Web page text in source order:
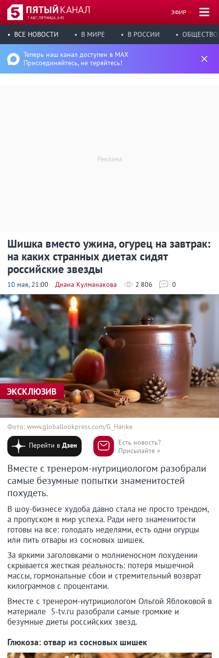
7 АВГ, ПЯТНИЦА, 6:45
ЭФИР
ВСЕ НОВОСТИ В МИРЕ В РОССИИ ОБЩЕСТВО
Теперь наш канал доступен в MAX
Присоединяйтесь, не теряйтесь!
Шишка вместо ужина, огурец на завтрак:
на каких странных диетах сидят
российские звезды
10 мая, 21:00 Диана Кулманакова 2 806 0
ЭКСКЛЮЗИВ
Фото: www.globallookpress.com/G_Hanke
Перейти вДзен
Есть новость?
Присылайте »
Вместе с тренером-нутрициологом разобрали
самые безумные попытки знаменитостей
похудеть.
В шоу-бизнесе худоба давно стала не просто трендом,
а пропуском в мир успеха. Ради него знаменитости
готовы на все: голодать неделями, есть одни огурцы
или пить отвары из сосновых шишек.
За яркими заголовками о молниеносном похудении
скрывается жесткая реальность: потеря мышечной
массы, гормональные сбои и стремительный возврат
килограммов с процентами.
Вместе с тренером-нутрициологом Ольгой Яблоковой в
материале 5-tv.ru разобрали самые громкие и
безумные диеты российских звезд.
Глюкоза: отвар из сосновых шишек